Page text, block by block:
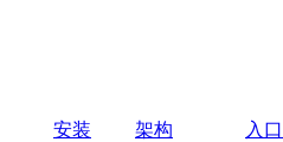
安装 架构 入口